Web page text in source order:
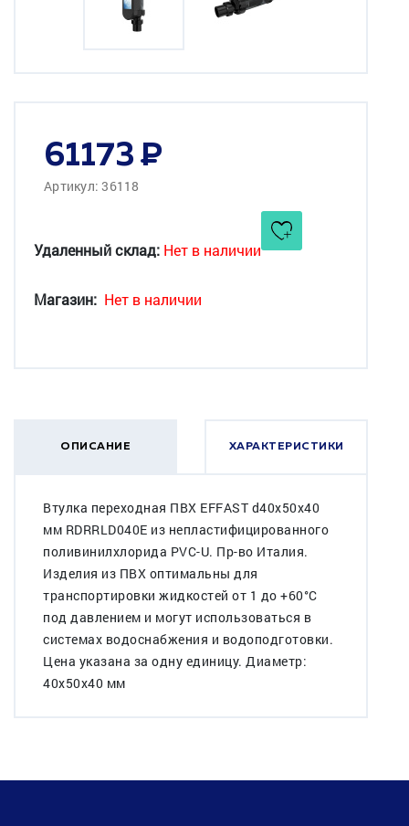
61173
Артикул: 36118
Удаленный склад: Нет в наличии
Магазин: Нет в наличии
ОПИСАНИЕ ХАРАКТЕРИСТИКИ
Втулка переходная ПВХ EFFAST d40x50x40
мм RDRRLD040E из непластифицированного
поливинилхлорида PVC-U. Пр-во Италия.
Изделия из ПВХ оптимальны для
транспортировки жидкостей от 1 до +60°C
под давлением и могут использоваться в
системах водоснабжения и водоподготовки.
Цена указана за одну единицу. Диаметр:
40x50x40 мм